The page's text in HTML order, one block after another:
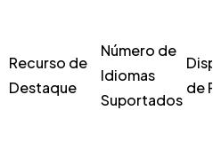
Recurso de
Destaque
Número de
Idiomas
Suportados
de